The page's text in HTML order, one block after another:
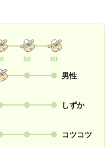
50 60
男性
しずか
コツコツ